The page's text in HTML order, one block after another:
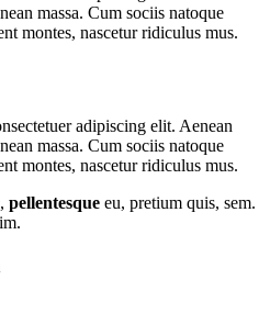
massa. Cum sociis natoque
montes, nascetur ridiculus mus.
adipiscing elit. Aenean
massa. Cum sociis natoque
montes, nascetur ridiculus mus.
pellentesque eu, pretium quis, sem.